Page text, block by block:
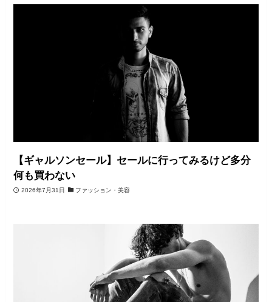
【ギャルソンセール】セールに行ってみるけど多分
何も買わない
2026年7月31日 ファッション・美容